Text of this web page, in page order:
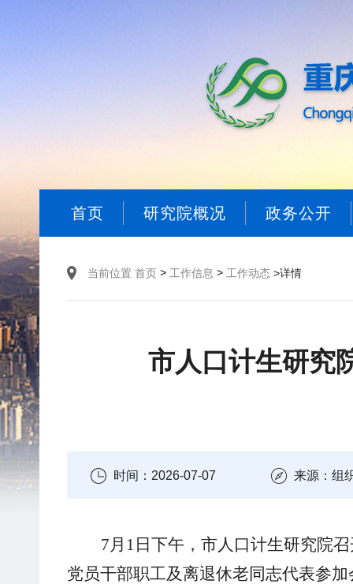
首页 研究院概况 政务公开
当前位置 首页 > 工作信息 > 工作动态 >详情
市人口计生研究
时间：2026-07-07 来源：组
7月1日下午，市人口计生研究院
党员干部职工及离退休老同志代表参加